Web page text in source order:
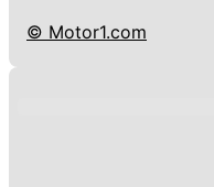
© Motor1.com